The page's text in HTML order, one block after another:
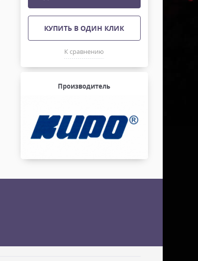
КУПИТЬ В ОДИН КЛИК
К сравнению
Производитель